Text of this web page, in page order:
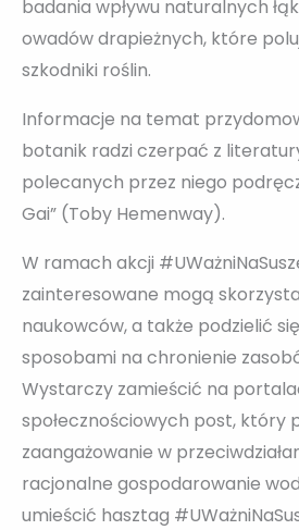
badania wpływu naturalnych
owadów drapieżnych, które
szkodniki roślin.
Informacje na temat
botanik radzi czerpać z
polecanych przez niego
Gai” (Toby Hemenway).
W ramach akcji
zainteresowane mogą
naukowców, a także podzielić
sposobami na chronienie
Wystarczy zamieścić na
społecznościowych post, który
zaangażowanie w
racjonalne gospodarowanie
umieścić hasztag